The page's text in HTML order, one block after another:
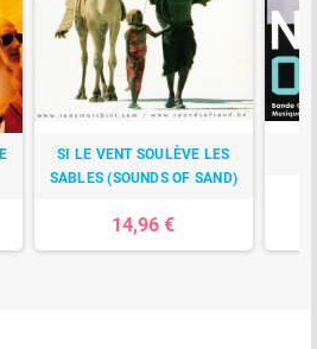
SI LE VENT SOULÈVE LES
SABLES (SOUNDS OF SAND)
14,96 €